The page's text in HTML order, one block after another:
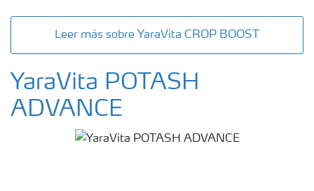
Leer más sobre YaraVita CROP BOOST
YaraVita POTASH
ADVANCE